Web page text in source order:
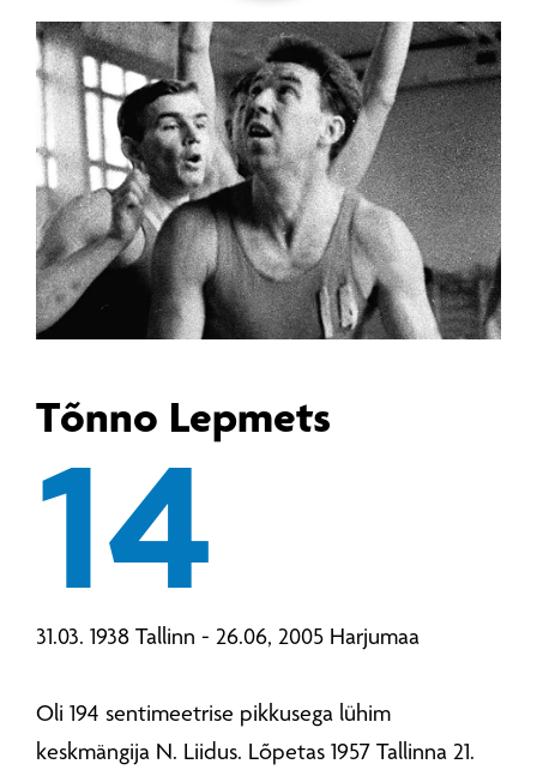
Tõnno Lepmets
14
31.03. 1938 Tallinn - 26.06, 2005 Harjumaa
Oli 194 sentimeetrise pikkusega lühim
keskmängija N. Liidus. Lõpetas 1957 Tallinna 21.